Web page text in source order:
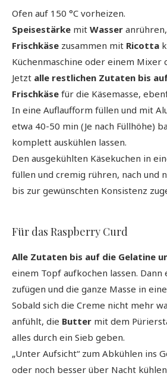
Ofen auf 150 °C vorheizen.
Speisestärke mit Wasser
Frischkäse zusammen mit Ricotta
Küchenmaschine oder einem Mixer
Jetzt alle restlichen Zutaten bis
Frischkäse für die Käsemasse,
In eine Auflaufform füllen und mit
etwa 40-50 min (Je nach Füllhöhe)
komplett auskühlen lassen.
Den ausgekühlten Käsekuchen in
füllen und cremig rühren, nach und
bis zur gewünschten Konsistenz
Für das Raspberry Curd
Alle Zutaten bis auf die Gelatine
einem Topf aufkochen lassen. Dann
zufügen und die ganze Masse in
Sobald sich die Creme nicht mehr
anfühlt, die Butter mit dem
alles durch ein Sieb geben.
„Unter Aufsicht“ zum Abkühlen ins
oder noch besser über Nacht